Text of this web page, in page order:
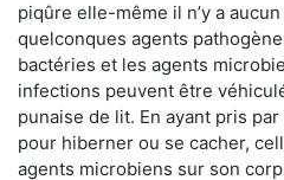
piqûre elle-même il n’y a
quelconques agents
bactéries et les agents
infections peuvent être
punaise de lit. En ayant pris
pour hiberner ou se cacher,
agents microbiens sur son